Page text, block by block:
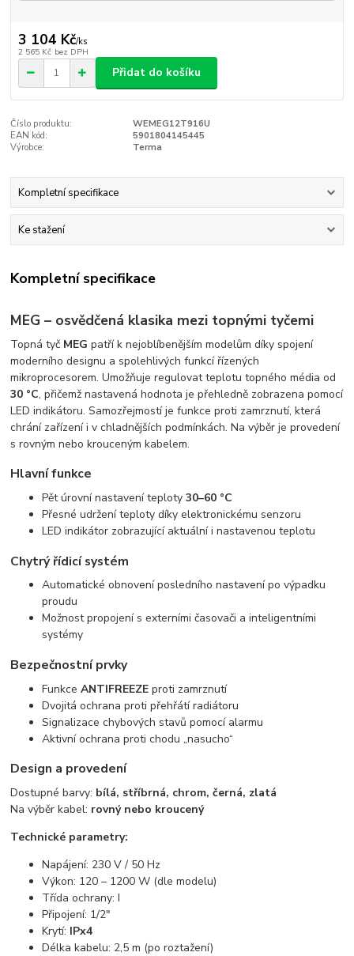
3 104 Kč/ks
2 565 Kč bez DPH
Přidat do košíku
Číslo produktu:
WEMEG12T916U
EAN kód:
5901804145445
Výrobce:
Terma
Kompletní specifikace
Ke stažení
Kompletní specifikace
MEG – osvědčená klasika mezi topnými tyčemi
Topná tyč MEG patří k nejoblíbenějším modelům díky spojení
moderního designu a spolehlivých funkcí řízených
mikroprocesorem. Umožňuje regulovat teplotu topného média od
30 °C, přičemž nastavená hodnota je přehledně zobrazena pomocí
LED indikátoru. Samozřejmostí je funkce proti zamrznutí, která
chrání zařízení i v chladnějších podmínkách. Na výběr je provedení
s rovným nebo krouceným kabelem.
Hlavní funkce
Pět úrovní nastavení teploty30–60 °C
Přesné udržení teploty díky elektronickému senzoru
LED indikátor zobrazující aktuální i nastavenou teplotu
Chytrý řídicí systém
Automatické obnovení posledního nastavení po výpadku
proudu
Možnost propojení s externími časovači a inteligentními
systémy
Bezpečnostní prvky
FunkceANTIFREEZE proti zamrznutí
Dvojitá ochrana proti přehřátí radiátoru
Signalizace chybových stavů pomocí alarmu
Aktivní ochrana proti chodu „nasucho“
Design a provedení
Dostupné barvy: bílá, stříbrná, chrom, černá, zlatá
Na výběr kabel: rovný nebo kroucený
Technické parametry:
Napájení: 230 V / 50 Hz
Výkon: 120 – 1200 W (dle modelu)
Třída ochrany: I
Připojení: 1/2"
Krytí: IPx4
Délka kabelu: 2,5 m (po roztažení)